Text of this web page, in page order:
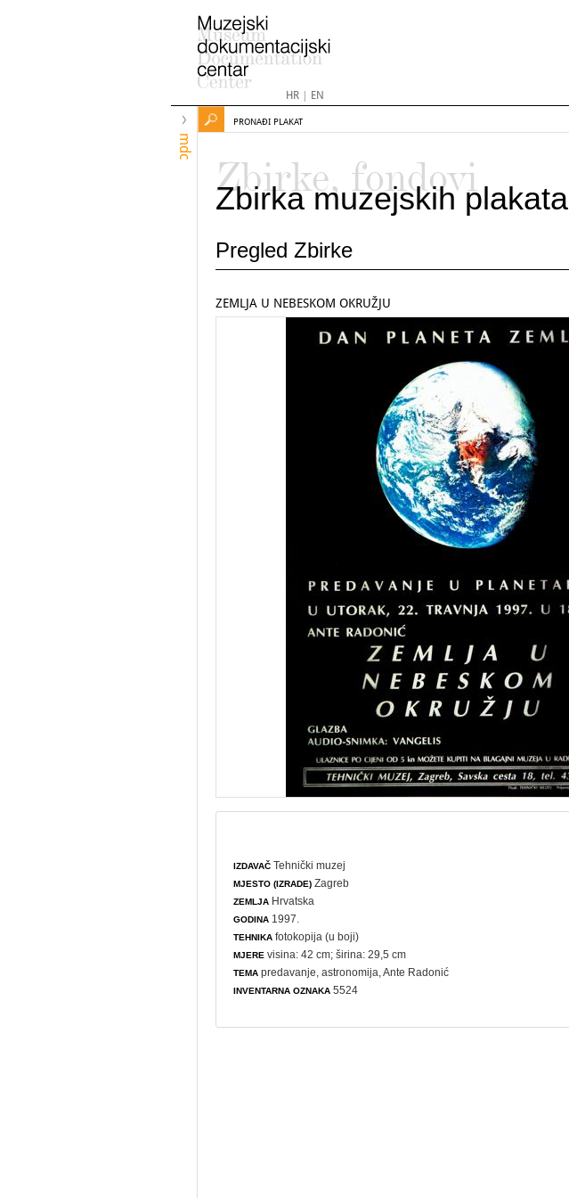
HR| EN
mdc
PRONAĐI PLAKAT
Zbirke, fondovi
Zbirka muzejskih plakata
Pregled Zbirke
ZEMLJA U NEBESKOM OKRUŽJU
IZDAVAČ Tehnički muzej
MJESTO (IZRADE) Zagreb
ZEMLJA Hrvatska
GODINA 1997.
TEHNIKA fotokopija (u boji)
MJERE visina: 42 cm; širina: 29,5 cm
TEMA predavanje ,astronomija , Ante Radonić
INVENTARNA OZNAKA 5524